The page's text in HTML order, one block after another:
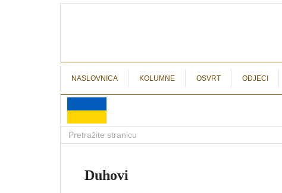
NASLOVNICA KOLUMNE OSVRT ODJECI
Duhovi